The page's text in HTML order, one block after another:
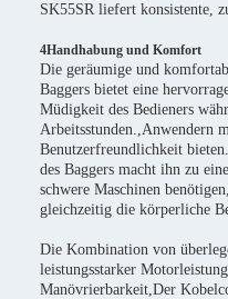
SK55SR liefert konsistente,
4Handhabung und Komfort
Die geräumige und
Baggers bietet eine
Müdigkeit des Bedieners
Arbeitsstunden.,Anwendern
Benutzerfreundlichkeit
des Baggers macht ihn zu
schwere Maschinen
gleichzeitig die körperliche
Die Kombination von
leistungsstarker
Manövrierbarkeit,Der